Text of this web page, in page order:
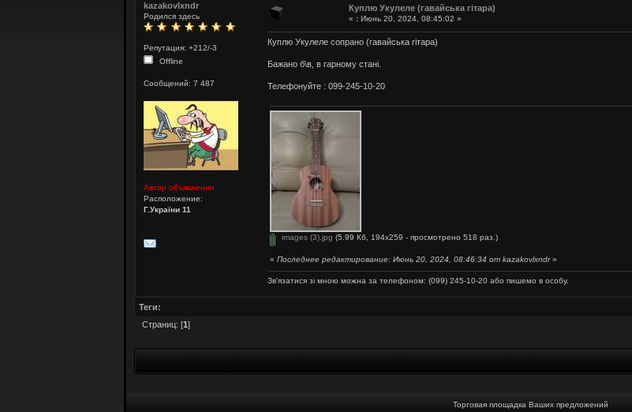
kazakovlxndr
Родился здесь
Репутация: +212/-3
Offline
Сообщений: 7 487
Автор объявления
Расположение:
Г.України 11
Куплю Укулеле (гавайська гітара)
« : Июнь 20, 2024, 08:45:02 »
Куплю Укулеле сопрано (гавайська гітара)
Бажано б\в, в гарному стані.
Телефонуйте : 099-245-10-20
images (3).jpg (5.99 Кб, 194x259 - просмотрено 518 раз.)
« Последнее редактирование: Июнь 20, 2024, 08:46:34 от kazakovlxndr»
Зв'язатися зі мною можна за телефоном: (099) 245-10-20 або пишемо в особу.
Теги:
Страниц: [1]
Торговая площадка Ваших предложений